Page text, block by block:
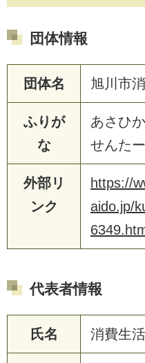
団体情報
団体名 旭川市
ふりが
な
あさひ
せんたー
外部リ
ンク
https://
aido.jp/
代表者情報
氏名 消費生